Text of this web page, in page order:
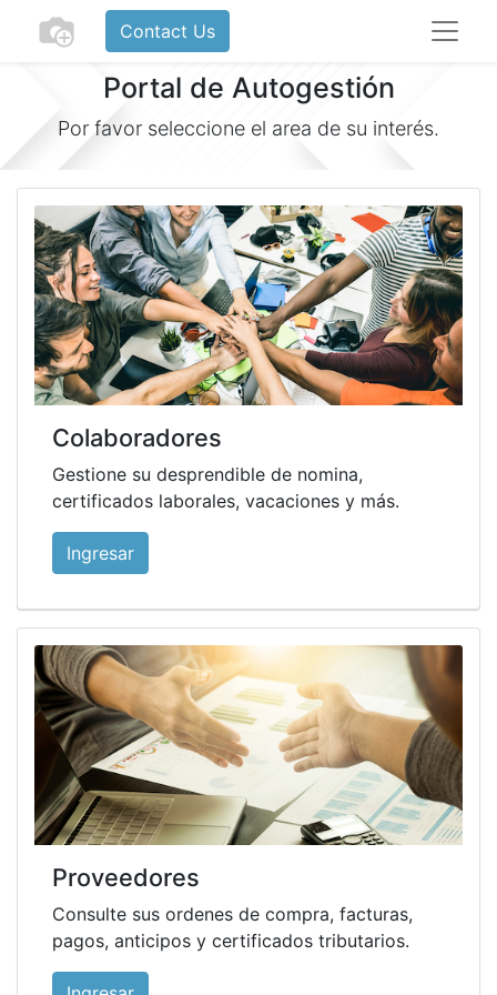
Contact Us
Portal de Autogestión
Por favor seleccione el area de su interés.
Colaboradores
Gestione su desprendible de nomina,
certificados laborales, vacaciones y más.
Ingresar
Proveedores
Consulte sus ordenes de compra, facturas,
pagos, anticipos y certificados tributarios.